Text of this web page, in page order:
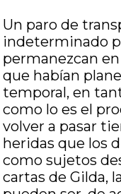
Un paro de
indeterminado
permanezcan
que habían
temporal, en
como lo es el
volver a pasar
heridas que los
como sujetos
cartas de Gilda,